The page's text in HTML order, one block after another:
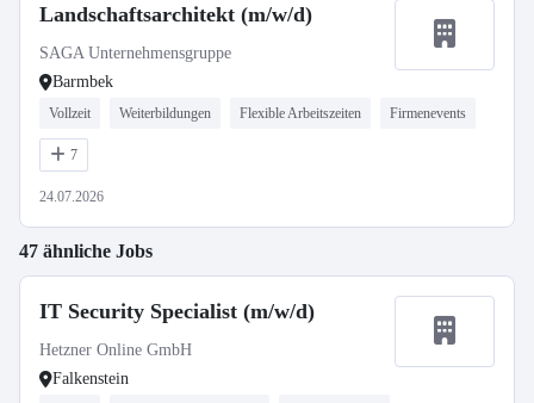
Landschaftsarchitekt (m/w/d)
SAGA Unternehmensgruppe
Barmbek
Vollzeit Weiterbildungen Flexible Arbeitszeiten Firmenevents
7
24.07.2026
47 ähnliche Jobs
IT Security Specialist (m/w/d)
Hetzner Online GmbH
Falkenstein